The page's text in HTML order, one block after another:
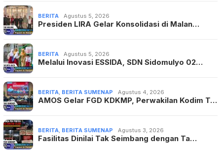
BERITA Agustus 5, 2026
Presiden LIRA Gelar Konsolidasi di Malan…
BERITA Agustus 5, 2026
Melalui Inovasi ESSIDA, SDN Sidomulyo 02…
BERITA BERITA SUMENAP Agustus 4, 2026
AMOS Gelar FGD KDKMP, Perwakilan Kodim T…
BERITA BERITA SUMENAP Agustus 3, 2026
Fasilitas Dinilai Tak Seimbang dengan Ta…